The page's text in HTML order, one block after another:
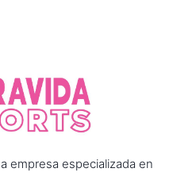
empresa especializada en